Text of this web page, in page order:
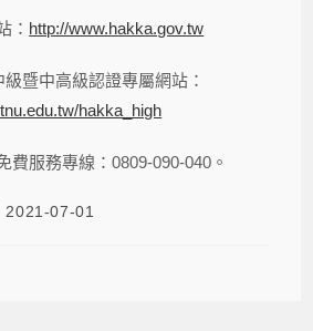
： http://www.hakka.gov.tw
暨中高級認證專屬網站：
hakka_high
費服務專線：0809-090-040。
2021-07-01